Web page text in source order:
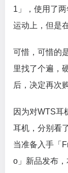
1」，使用了
运动上，但是
可惜，可惜的
里找了个遍，
后，决定再次
因为对WTS耳
耳机，分别看
当准备入手「
o」新品发布